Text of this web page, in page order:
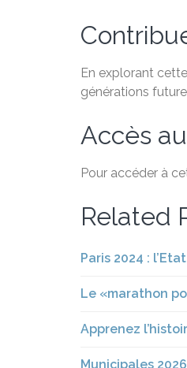
En explorant
générations
Accès
Pour accéder à
Related
Paris 2024 :
Le «marathon
Apprenez
Municipales